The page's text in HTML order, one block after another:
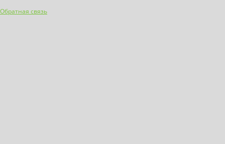
Обратная связь